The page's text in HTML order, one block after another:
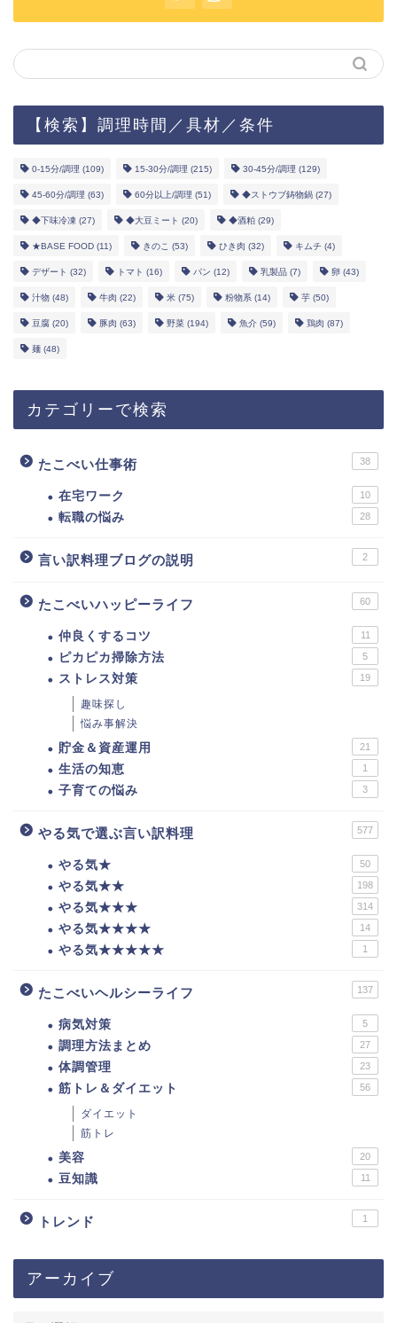
【検索】調理時間／具材／条件
0-15分/調理 (109) 15-30分/調理 (215) 30-45分/調理 (129)
45-60分/調理 (63) 60分以上/調理 (51) ◆ストウブ鋳物鍋 (27)
◆下味冷凍 (27) ◆大豆ミート (20) ◆酒粕 (29)
★BASE FOOD (11) きのこ (53) ひき肉 (32) キムチ (4)
デザート (32) トマト (16) パン (12) 乳製品 (7) 卵 (43)
汁物 (48) 牛肉 (22) 米 (75) 粉物系 (14) 芋 (50)
豆腐 (20) 豚肉 (63) 野菜 (194) 魚介 (59) 鶏肉 (87)
麺 (48)
カテゴリーで検索
たこべい仕事術 38
在宅ワーク 10
転職の悩み 28
言い訳料理ブログの説明 2
たこべいハッピーライフ 60
仲良くするコツ 11
ピカピカ掃除方法 5
ストレス対策 19
趣味探し
悩み事解決
貯金＆資産運用 21
生活の知恵 1
子育ての悩み 3
やる気で選ぶ言い訳料理 577
やる気★ 50
やる気★★ 198
やる気★★★ 314
やる気★★★★ 14
やる気★★★★★ 1
たこべいヘルシーライフ 137
病気対策 5
調理方法まとめ 27
体調管理 23
筋トレ＆ダイエット 56
ダイエット
筋トレ
美容 20
豆知識 11
トレンド 1
アーカイブ